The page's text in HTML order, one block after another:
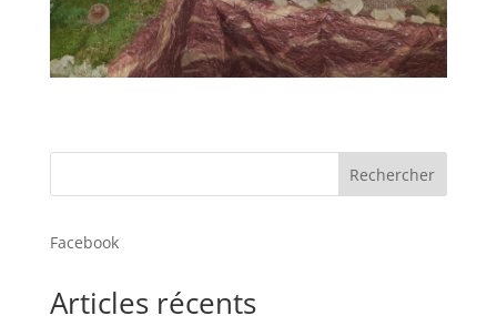
Rechercher
Facebook
Articles récents